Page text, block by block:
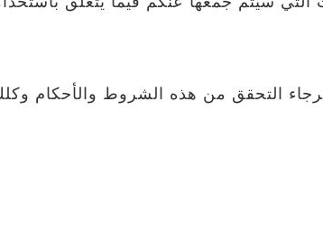
التحقق من هذه الشروط والأحكام